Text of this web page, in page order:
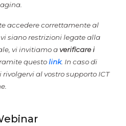
accedere correttamente al
siano restrizioni legate alla
vi invitiamo averificare i
questolink. In caso di
al vostro supporto ICT